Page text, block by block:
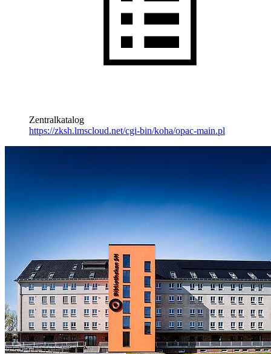
Zentralkatalog
https://zksh.lmscloud.net/cgi-bin/koha/opac-main.pl